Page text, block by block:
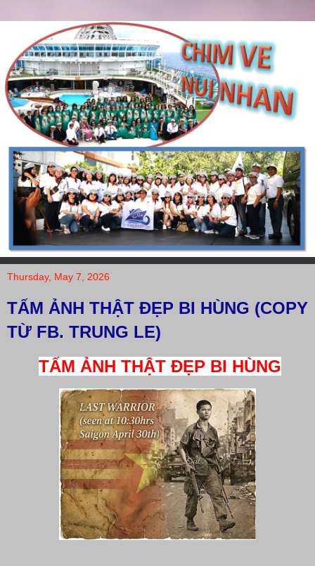
Thursday, May 7, 2026
TẤM ẢNH THẬT ĐẸP BI HÙNG (COPY
TỪ FB. TRUNG LE)
TẤM ẢNH THẬT ĐẸP BI HÙNG